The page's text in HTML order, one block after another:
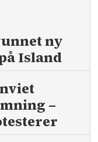
ny
Island
–